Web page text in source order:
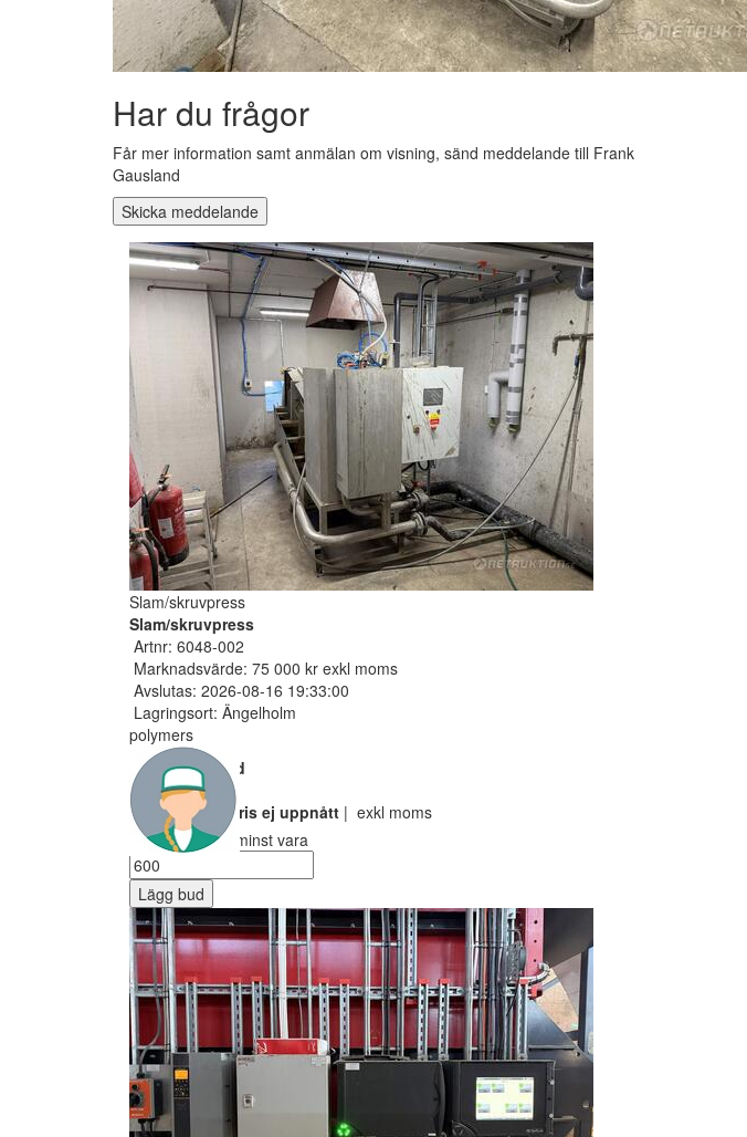
Har du frågor
Får mer information samt anmälan om visning, sänd meddelande till Frank
Gausland
Skicka meddelande
Slam/skruvpress
Slam/skruvpress
Artnr: 6048-002
Marknadsvärde: 75 000 kr exkl moms
Avslutas: 2026-08-16 19:33:00
Lagringsort: Ängelholm
polymers
Nuvarande bud
500 SEK
Reservarionspris ej uppnått | exkl moms
Ditt bud måste minst vara
Lägg bud